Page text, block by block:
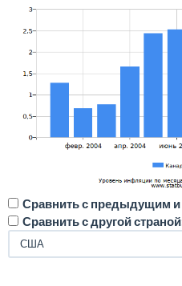
Сравнить с предыдущим
Сравнить с другой